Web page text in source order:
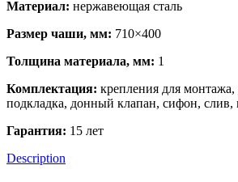
Материал: нержавеющая сталь
Размер чаши, мм: 710×400
Толщина материала, мм: 1
Комплектация: крепления для монтажа,
подкладка, донный клапан, сифон, слив,
Гарантия: 15 лет
Description